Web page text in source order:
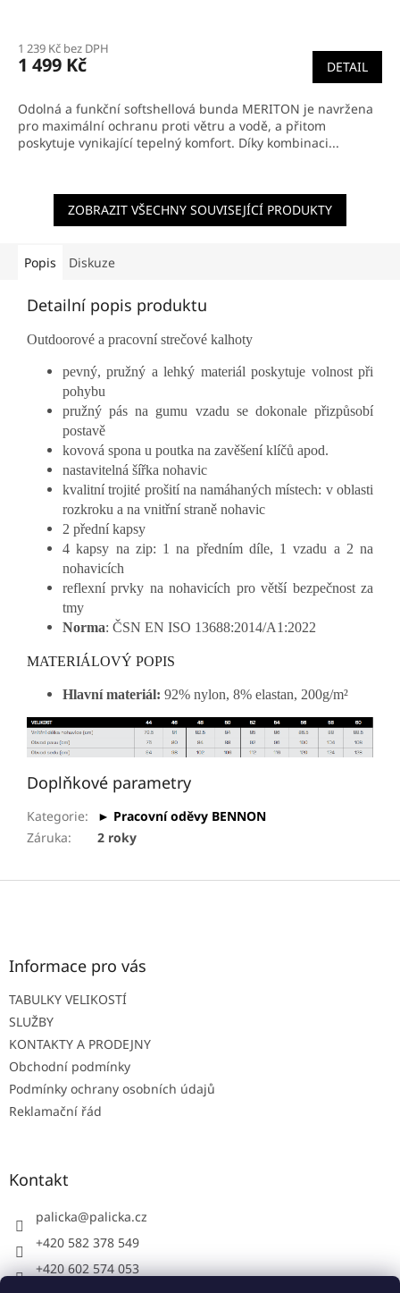
1 239 Kč bez DPH
1 499 Kč DETAIL
Odolná a funkční softshellová bunda MERITON je navržena
pro maximální ochranu proti větru a vodě, a přitom
poskytuje vynikající tepelný komfort. Díky kombinaci...
ZOBRAZIT VŠECHNY SOUVISEJÍCÍ PRODUKTY
Popis Diskuze
Detailní popis produktu
Outdoorové a pracovní strečové kalhoty
pevný, pružný a lehký materiál poskytuje volnost při
pohybu
pružný pás na gumu vzadu se dokonale přizpůsobí
postavě
kovová spona u poutka na zavěšení klíčů apod.
nastavitelná šířka nohavic
kvalitní trojité prošití na namáhaných místech: v oblasti
rozkroku a na vnitřní straně nohavic
2 přední kapsy
4 kapsy na zip: 1 na předním díle, 1 vzadu a 2 na
nohavicích
reflexní prvky na nohavicích pro větší bezpečnost za
tmy
Norma: ČSN EN ISO 13688:2014/A1:2022
MATERIÁLOVÝ POPIS
Hlavní materiál: 92% nylon, 8% elastan, 200g/m²
Doplňkové parametry
Kategorie:
► Pracovní oděvy BENNON
Záruka: 2 roky
Z
Informace pro vás
TABULKY VELIKOSTÍ
SLUŽBY
KONTAKTY A PRODEJNY
Obchodní podmínky
Podmínky ochrany osobních údajů
Reklamační řád
Kontakt
palicka@palicka.cz
+420 582 378 549
+420 602 574 053